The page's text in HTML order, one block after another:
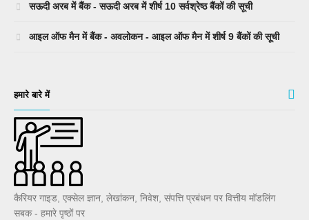
सऊदी अरब में बैंक - सऊदी अरब में शीर्ष 10 सर्वश्रेष्ठ बैंकों की सूची
आइल ऑफ मैन में बैंक - अवलोकन - आइल ऑफ मैन में शीर्ष 9 बैंकों की सूची
हमारे बारे में
कैरियर गाइड, एक्सेल ज्ञान, लेखांकन, निवेश, संपत्ति प्रबंधन पर वित्तीय मॉडलिंग
सबक - हमारे पृष्ठों पर